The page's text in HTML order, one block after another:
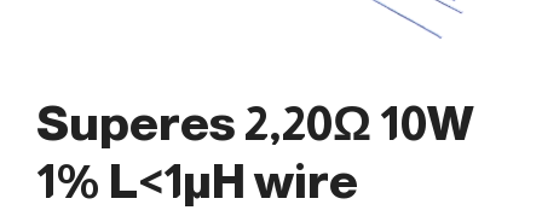
Superes 2,20Ω 10W
1% L<1µH wire